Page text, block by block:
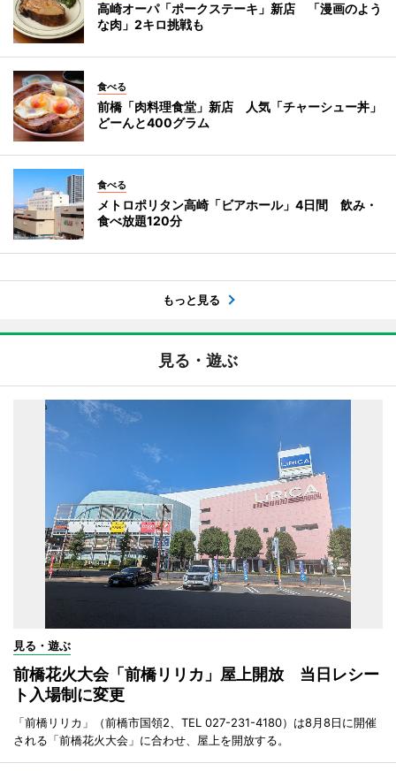
高崎オーパ「ポークステーキ」新店 「漫画のよう
な肉」2キロ挑戦も
食べる
前橋「肉料理食堂」新店 人気「チャーシュー丼」
どーんと400グラム
食べる
メトロポリタン高崎「ビアホール」4日間 飲み・
食べ放題120分
もっと見る
見る・遊ぶ
見る・遊ぶ
前橋花火大会「前橋リリカ」屋上開放 当日レシー
ト入場制に変更
「前橋リリカ」（前橋市国領2、TEL 027-231-4180）は8月8日に開催
される「前橋花火大会」に合わせ、屋上を開放する。